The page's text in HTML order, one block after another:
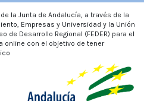
la Junta de Andalucía, a través de la
Empresas y Universidad y la Unión
de Desarrollo Regional (FEDER) para el
online con el objetivo de tener